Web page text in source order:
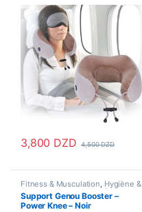
3,800 DZD 4,500DZD
Fitness & Musculation Hygiène &
Soins personnels, Santé &
Beauté,Santé & Premiers Soins
soin pieds,Sport & Santé
Support Genou Booster –
Power Knee – Noir